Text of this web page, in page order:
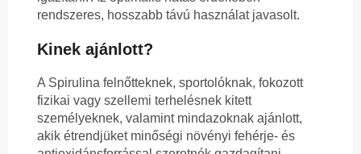
rendszeres, hosszabb távú használat javasolt.
Kinek ajánlott?
A Spirulina felnőtteknek, sportolóknak, fokozott
fizikai vagy szellemi terhelésnek kitett
személyeknek, valamint mindazoknak ajánlott,
akik étrendjüket minőségi növényi fehérje- és